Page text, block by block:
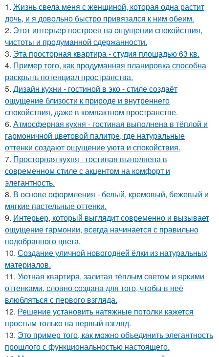
1. Жизнь свела меня с женщиной, которая одна растит
дочь, и я довольно быстро привязался к ним обеим.
2. Этот интерьер построен на ощущении спокойствия,
чистоты и продуманной сдержанности.
3. Эта просторная квартира - студия площадью 63 кв.
4. Пример того, как продуманная планировка способна
раскрыть потенциал пространства.
5. Дизайн кухни - гостиной в эко - стиле создаёт
ощущение близости к природе и внутреннего
спокойствия, даже в компактном пространстве.
6. Атмосферная кухня - гостиная выполнена в тёплой и
гармоничной цветовой палитре, где натуральные
оттенки создают ощущение уюта и спокойствия.
7. Просторная кухня - гостиная выполнена в
современном стиле с акцентом на комфорт и
элегантность.
8. В основе оформления - белый, кремовый, бежевый и
мягкие пастельные оттенки.
9. Интерьер, который выглядит современно и вызывает
ощущение гармонии, всегда начинается с правильно
подобранного цвета.
10. Создание уличной новогодней ёлки из натуральных
материалов.
11. Уютная квартира, залитая тёплым светом и яркими
оттенками, словно создана для того, чтобы в неё
влюбляться с первого взгляда.
12. Решение установить натяжные потолки кажется
простым только на первый взгляд.
13. Это пример того, как можно объединить элегантность
прошлого с функциональностью настоящего.